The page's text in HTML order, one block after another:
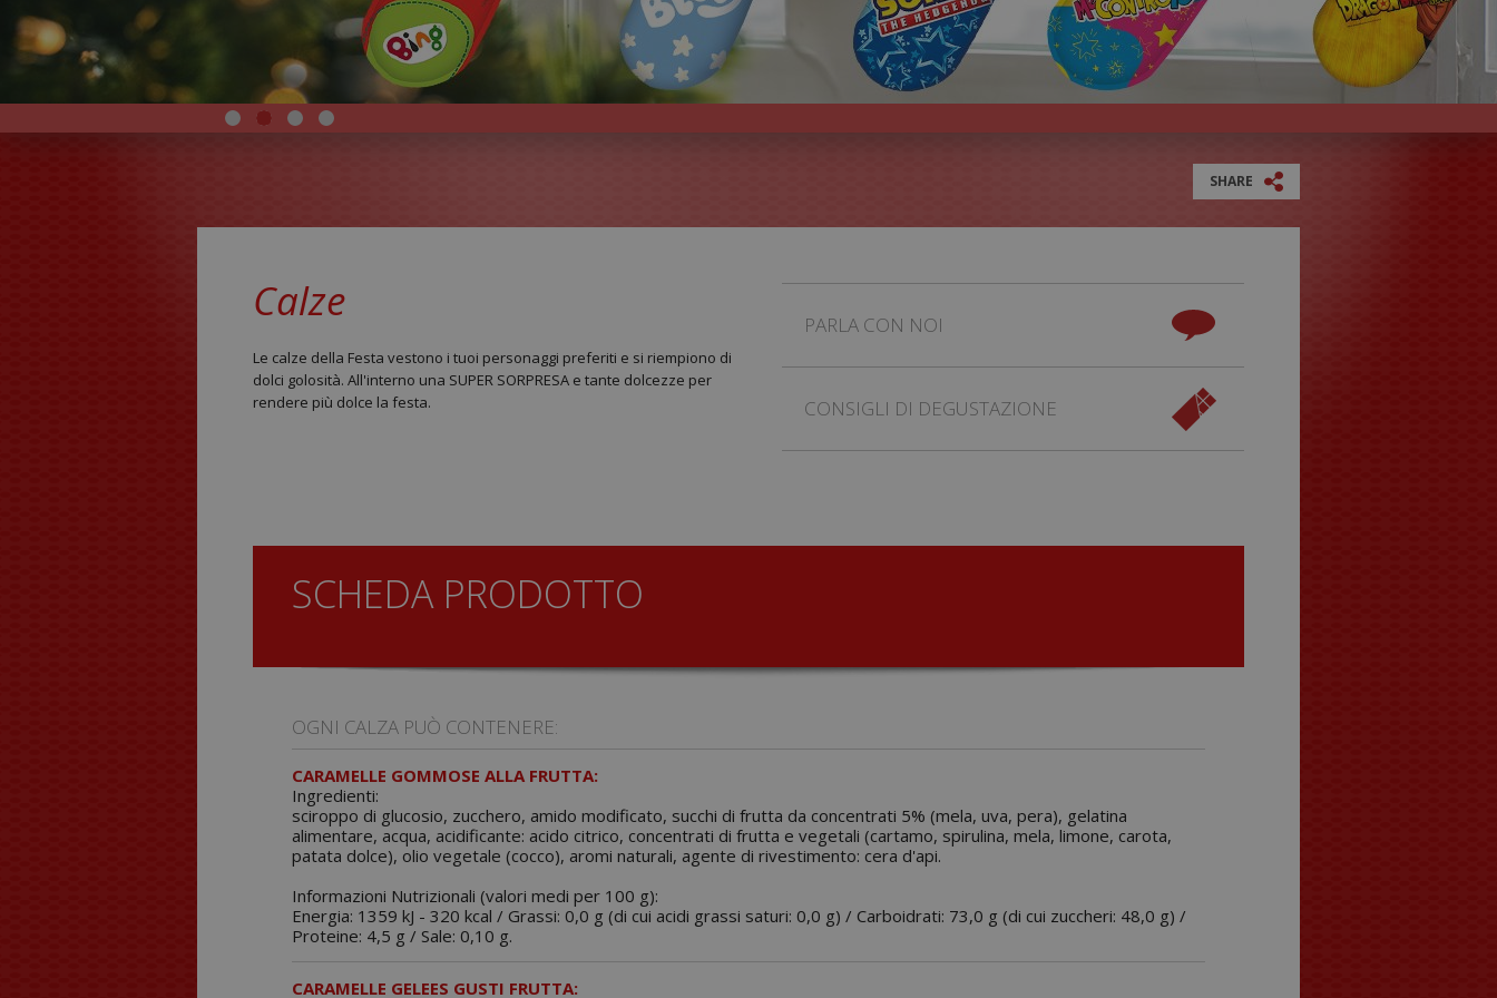
SHARE
Calze
Le calze della Festa vestono i tuoi personaggi preferiti e si riempiono di
dolci golosità. All'interno una SUPER SORPRESA e tante dolcezze per
rendere più dolce la festa.
PARLA CON NOI
CONSIGLI DI DEGUSTAZIONE
SCHEDA PRODOTTO
OGNI CALZA PUÒ CONTENERE:
CARAMELLE GOMMOSE ALLA FRUTTA:
Ingredienti:
sciroppo di glucosio, zucchero, amido modificato, succhi di frutta da concentrati 5% (mela, uva, pera), gelatina
alimentare, acqua, acidificante: acido citrico, concentrati di frutta e vegetali (cartamo, spirulina, mela, limone, carota,
patata dolce), olio vegetale (cocco), aromi naturali, agente di rivestimento: cera d'api.
Informazioni Nutrizionali (valori medi per 100 g):
Energia: 1359 kJ - 320 kcal / Grassi: 0,0 g (di cui acidi grassi saturi: 0,0 g) / Carboidrati: 73,0 g (di cui zuccheri: 48,0 g) /
Proteine: 4,5 g / Sale: 0,10 g.
CARAMELLE GELEES GUSTI FRUTTA: